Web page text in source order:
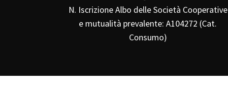
N. Iscrizione Albo delle Società Cooperative
e mutualità prevalente: A104272 (Cat.
Consumo)